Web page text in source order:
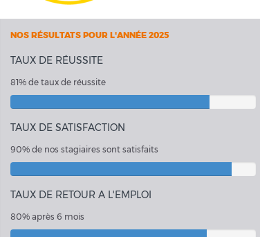
NOS RÉSULTATS POUR L'ANNÉE 2025
TAUX DE RÉUSSITE
81% de taux de réussite
TAUX DE SATISFACTION
90% de nos stagiaires sont satisfaits
TAUX DE RETOUR A L'EMPLOI
80% après 6 mois